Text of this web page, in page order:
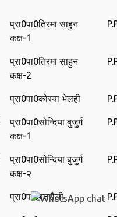
प्रा0पा0तिरमा साहुन
कक्ष-1
प्रा0पा0तिरमा साहुन
कक्ष-2
प्रा0पा0कोरया भेलही
प्रा0पा0सोन्दिया बुजुर्ग
कक्ष-1
प्रा0पा0सोन्दिया बुजुर्ग
कक्ष-२
प्रा0पा0बतरौली